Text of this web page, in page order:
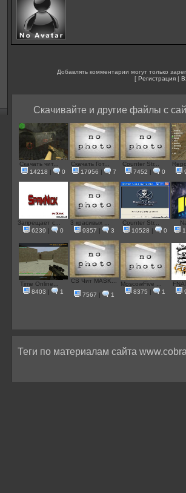
Добавлять комментарии могут только
[ Регистрация |
Скачивайте и другие файлы с
Скачать чит...
14218 | 0
Скачать Гот...
17956 | 7
Counter Str...
7452 | 0
Запрещает с...
6239 | 0
3 красивых ...
9357 | 3
Counter Str...
10528 | 0
Time Online...
8403 | 1
CS Чит MASK...
7567 | 1
MoscowFive ...
8375 | 1
Теги по материалам сайта